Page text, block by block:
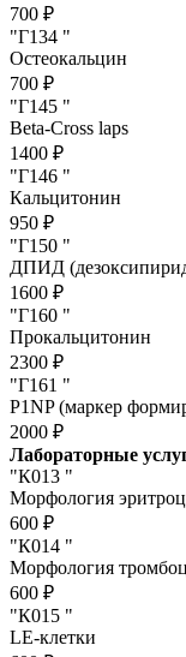
700 ₽
"Г134 "
Остеокальцин
700 ₽
"Г145 "
Beta-Cross laps
1400 ₽
"Г146 "
Кальцитонин
950 ₽
"Г150 "
ДПИД
1600 ₽
"Г160 "
Прокальцитонин
2300 ₽
"Г161 "
P1NP (маркер
2000 ₽
Лабораторные
"К013 "
Морфология
600 ₽
"К014 "
Морфология
600 ₽
"К015 "
LЕ-клетки